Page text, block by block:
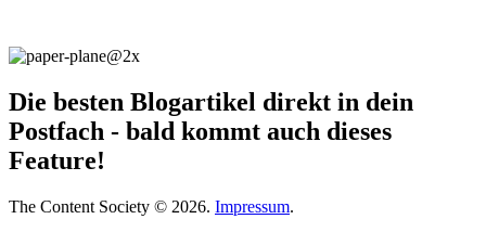
Die besten Blogartikel direkt in dein
Postfach - bald kommt auch dieses
Feature!
The Content Society © 2026. Impressum.